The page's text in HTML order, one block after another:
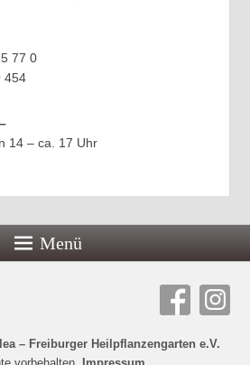
77 0
454
14 – ca. 17 Uhr
Menü
– Freiburger Heilpflanzengarten e.V.